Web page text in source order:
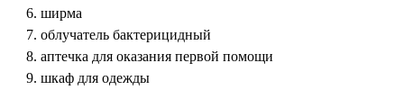
ширма
облучатель бактерицидный
аптечка для оказания первой помощи
шкаф для одежды